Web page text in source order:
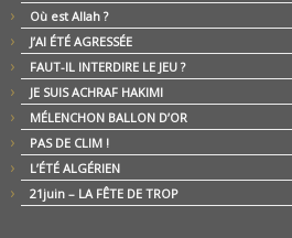
Où est Allah ?
J’AI ÉTÉ AGRESSÉE
FAUT-IL INTERDIRE LE JEU ?
JE SUIS ACHRAF HAKIMI
MÉLENCHON BALLON D’OR
PAS DE CLIM !
L’ÉTÉ ALGÉRIEN
21juin – LA FÊTE DE TROP